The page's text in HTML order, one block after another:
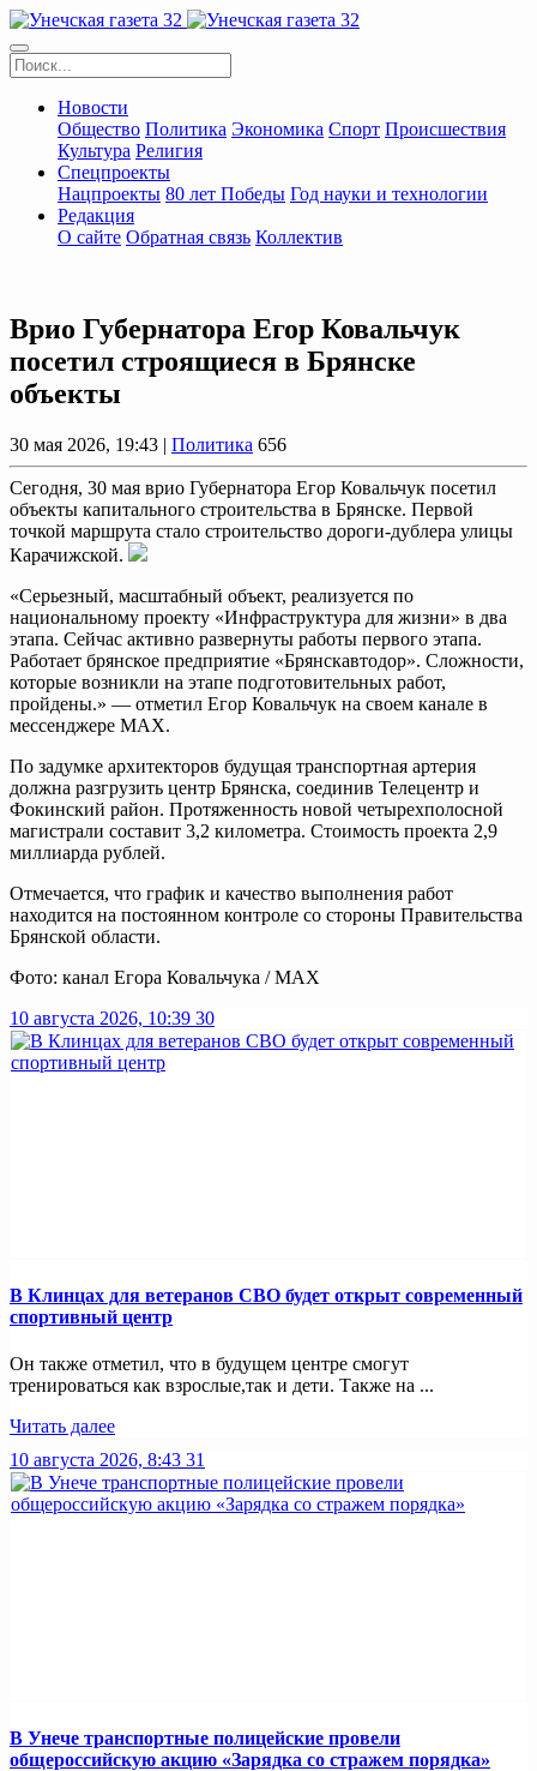
Новости
Общество Политика Экономика Спорт Происшествия
Культура Религия
Спецпроекты
Нацпроекты 80 лет Победы Год науки и технологии
Редакция
О сайте Обратная связь Коллектив
Врио Губернатора Егор Ковальчук
посетил строящиеся в Брянске
объекты
30 мая 2026, 19:43 | Политика 656
Сегодня, 30 мая врио Губернатора Егор Ковальчук посетил
объекты капитального строительства в Брянске. Первой
точкой маршрута стало строительство дороги-дублера улицы
Карачижской.
«Серьезный, масштабный объект, реализуется по
национальному проекту «Инфраструктура для жизни» в два
этапа. Сейчас активно развернуты работы первого этапа.
Работает брянское предприятие «Брянскавтодор». Сложности,
которые возникли на этапе подготовительных работ,
пройдены.» — отметил Егор Ковальчук на своем канале в
мессенджере MAX.
По задумке архитекторов будущая транспортная артерия
должна разгрузить центр Брянска, соединив Телецентр и
Фокинский район. Протяженность новой четырехполосной
магистрали составит 3,2 километра. Стоимость проекта 2,9
миллиарда рублей.
Отмечается, что график и качество выполнения работ
находится на постоянном контроле со стороны Правительства
Брянской области.
Фото: канал Егора Ковальчука / MAX
10 августа 2026, 10:39 30
В Клинцах для ветеранов СВО будет открыт современный
спортивный центр
Он также отметил, что в будущем центре смогут
тренироваться как взрослые,так и дети. Также на ...
Читать далее
10 августа 2026, 8:43 31
В Унече транспортные полицейские провели
общероссийскую акцию «Зарядка со стражем порядка»